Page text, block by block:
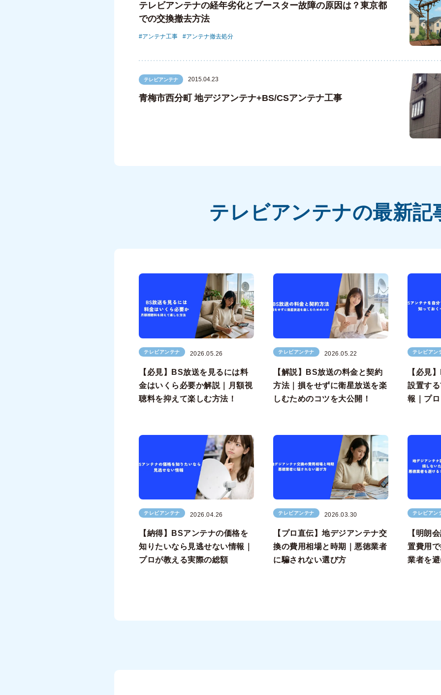
テレビアンテナの経年劣化とブースター故障の原因は？東京都
での交換撤去方法
アンテナ工事 アンテナ撤去処分
テレビアンテナ 2015.04.23
青梅市西分町 地デジアンテナ+BS/CSアンテナ工事
テレビアンテナの最新記
テレビアンテナ 2026.05.26
【必見】BS放送を見るには料
金はいくら必要か解説｜月額視
聴料を抑えて楽しむ方法！
テレビアンテナ 2026.05.22
【解説】BS放送の料金と契約
方法｜損をせずに衛星放送を楽
しむためのコツを大公開！
テレビアン
【必見
設置す
報｜プ
テレビアンテナ 2026.04.26
【納得】BSアンテナの価格を
知りたいなら見逃せない情報｜
プロが教える実際の総額
テレビアンテナ 2026.03.30
【プロ直伝】地デジアンテナ交
換の費用相場と時期｜悪徳業者
に騙されない選び方
テレビアン
【明朗
置費用
業者を